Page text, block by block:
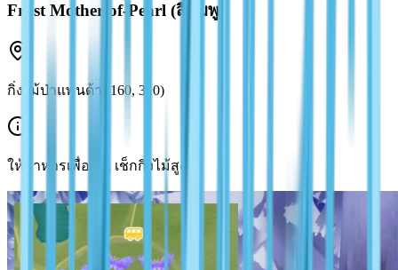
Frost Mother-of-Pearl (สีชมพู)
กิ่งไม้ป่าแพนด้า (160, 310)
ให้อาหารเพื่อล่อ; เช็กกิ่งไม้สูง